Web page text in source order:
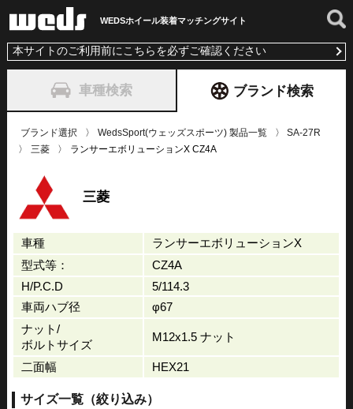
WEDSホイール装着マッチングサイト
本サイトのご利用前にこちらを必ずご確認ください
車種検索 ブランド検索
ブランド選択 WedsSport(ウェッズスポーツ) 製品一覧
SA-27R
三菱
ランサーエボリューションX CZ4A
三菱
車種
ランサーエボリューションX
型式等：
CZ4A
H/P.C.D
5/114.3
車両ハブ径
φ67
ナット/
ボルトサイズ
M12x1.5 ナット
二面幅 HEX21
サイズ一覧（絞り込み）